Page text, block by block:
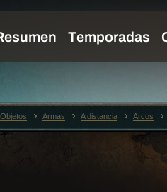
Objetos Armas A distancia Arcos